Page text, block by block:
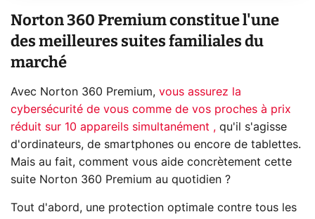
Norton 360 Premium constitue l'une
des meilleures suites familiales du
marché
Avec Norton 360 Premium, vous assurez la
cybersécurité de vous comme de vos proches à prix
réduit sur 10 appareils simultanément , qu'il s'agisse
d'ordinateurs, de smartphones ou encore de tablettes.
Mais au fait, comment vous aide concrètement cette
suite Norton 360 Premium au quotidien ?
Tout d'abord, une protection optimale contre tous les